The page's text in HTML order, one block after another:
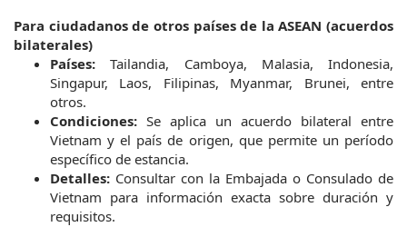
Para ciudadanos de otros países de la ASEAN (acuerdos
bilaterales)
Países: Tailandia, Camboya, Malasia, Indonesia,
Singapur, Laos, Filipinas, Myanmar, Brunei, entre
otros.
Condiciones: Se aplica un acuerdo bilateral entre
Vietnam y el país de origen, que permite un período
específico de estancia.
Detalles: Consultar con la Embajada o Consulado de
Vietnam para información exacta sobre duración y
requisitos.